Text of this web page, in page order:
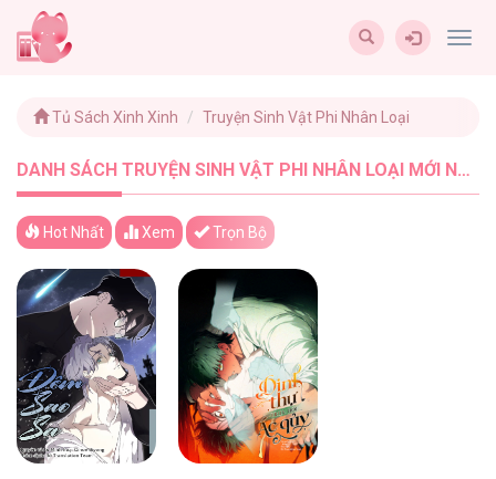
Tủ Sách Xinh Xinh Truyện Sinh Vật Phi Nhân Loại
DANH SÁCH TRUYỆN SINH VẬT PHI NHÂN LOẠI MỚI NHẤT - TUSACHXINHXINH (2)
Hot Nhất Xem Trọn Bộ